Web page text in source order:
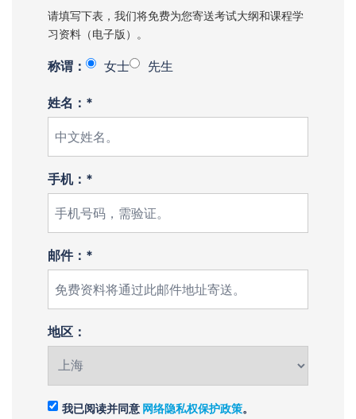
请填写下表，我们将免费为您寄送考试大纲和课程学
习资料（电子版）。
称谓： 女士 先生
姓名：*
手机：*
邮件：*
地区：
我已阅读并同意 网络隐私权保护政策。